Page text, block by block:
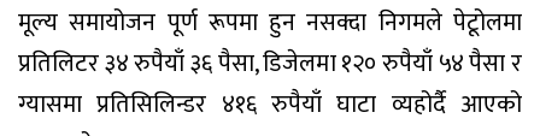
मूल्य समायोजन पूर्ण रूपमा हुन नसक्दा निगमले पेटूोलमा
प्रतिलिटर ३४ रुपैयाँ ३६ पैसा, डिजेलमा १२० रुपैयाँ ५४ पैसा र
ग्यासमा प्रतिसिलिन्डर ४१६ रुपैयाँ घाटा व्यहोर्दै आएको